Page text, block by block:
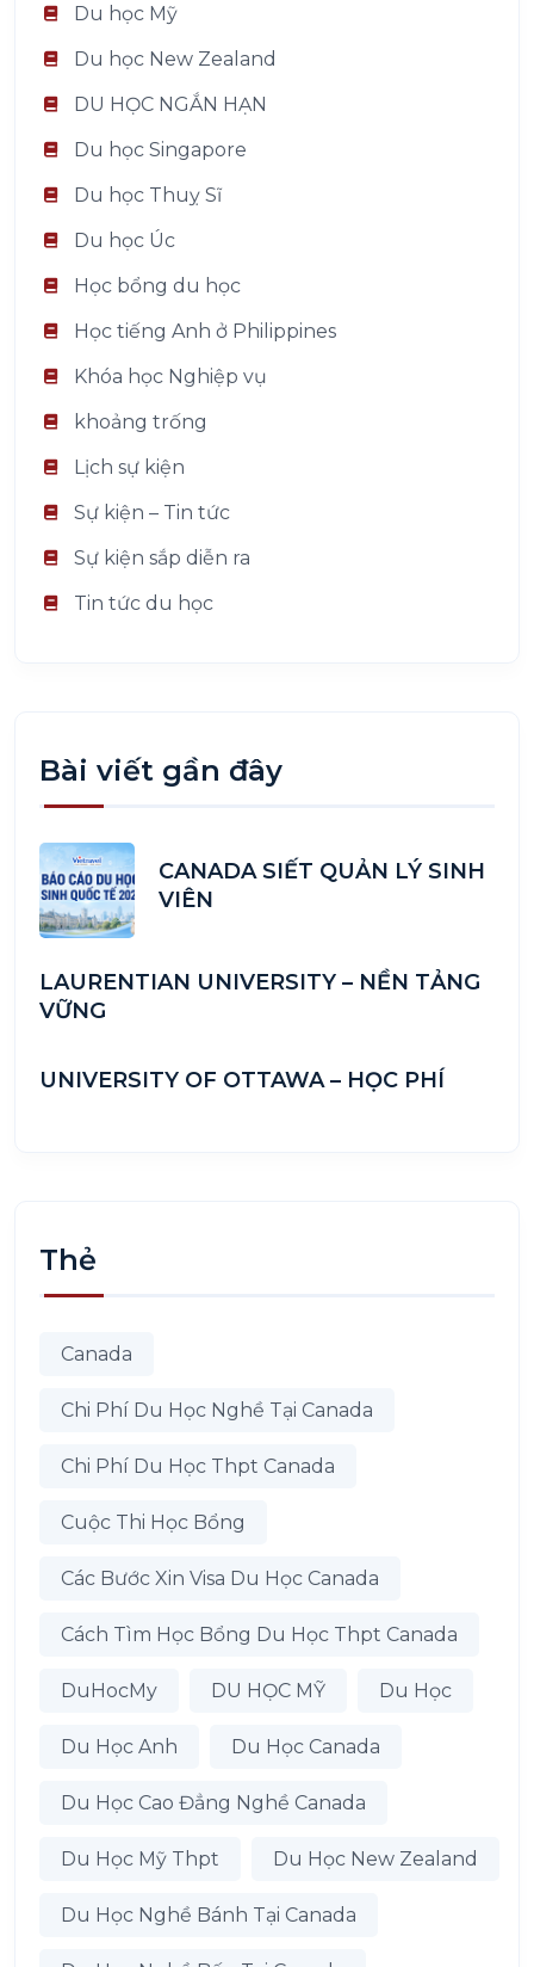
Du học Mỹ
Du học New Zealand
DU HỌC NGẮN HẠN
Du học Singapore
Du học Thuỵ Sĩ
Du học Úc
Học bổng du học
Học tiếng Anh ở Philippines
Khóa học Nghiệp vụ
khoảng trống
Lịch sự kiện
Sự kiện – Tin tức
Sự kiện sắp diễn ra
Tin tức du học
Bài viết gần đây
CANADA SIẾT QUẢN LÝ SINH
VIÊN
LAURENTIAN UNIVERSITY – NỀN TẢNG
VỮNG
UNIVERSITY OF OTTAWA – HỌC PHÍ
Thẻ
Canada
Chi Phí Du Học Nghề Tại Canada
Chi Phí Du Học Thpt Canada
Cuộc Thi Học Bổng
Các Bước Xin Visa Du Học Canada
Cách Tìm Học Bổng Du Học Thpt Canada
DuHocMy DU HỌC MỸ Du Học
Du Học Anh Du Học Canada
Du Học Cao Đẳng Nghề Canada
Du Học Mỹ Thpt Du Học New Zealand
Du Học Nghề Bánh Tại Canada